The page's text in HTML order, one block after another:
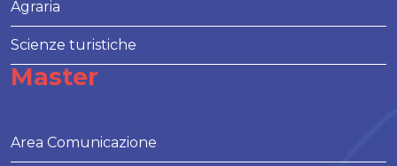
Agraria
Scienze turistiche
Master
Area Comunicazione